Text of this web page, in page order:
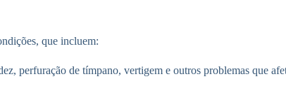
que incluem:
perfuração de tímpano, vertigem e outros problemas que